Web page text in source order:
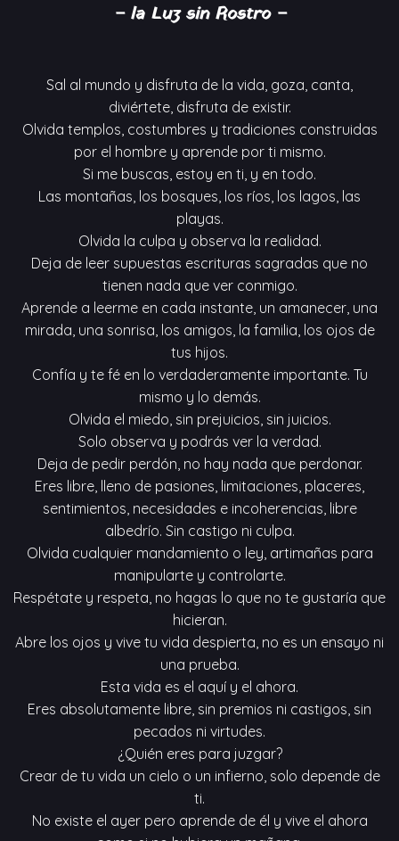
– la Luz sin Rostro –
Sal al mundo y disfruta de la vida, goza, canta,
diviértete, disfruta de existir.
Olvida templos, costumbres y tradiciones construidas
por el hombre y aprende por ti mismo.
Si me buscas, estoy en ti, y en todo.
Las montañas, los bosques, los ríos, los lagos, las
playas.
Olvida la culpa y observa la realidad.
Deja de leer supuestas escrituras sagradas que no
tienen nada que ver conmigo.
Aprende a leerme en cada instante, un amanecer, una
mirada, una sonrisa, los amigos, la familia, los ojos de
tus hijos.
Confía y te fé en lo verdaderamente importante. Tu
mismo y lo demás.
Olvida el miedo, sin prejuicios, sin juicios.
Solo observa y podrás ver la verdad.
Deja de pedir perdón, no hay nada que perdonar.
Eres libre, lleno de pasiones, limitaciones, placeres,
sentimientos, necesidades e incoherencias, libre
albedrío. Sin castigo ni culpa.
Olvida cualquier mandamiento o ley, artimañas para
manipularte y controlarte.
Respétate y respeta, no hagas lo que no te gustaría que
hicieran.
Abre los ojos y vive tu vida despierta, no es un ensayo ni
una prueba.
Esta vida es el aquí y el ahora.
Eres absolutamente libre, sin premios ni castigos, sin
pecados ni virtudes.
¿Quién eres para juzgar?
Crear de tu vida un cielo o un infierno, solo depende de
ti.
No existe el ayer pero aprende de él y vive el ahora